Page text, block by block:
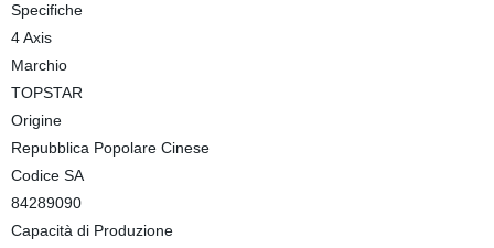
Specifiche
4 Axis
Marchio
TOPSTAR
Origine
Repubblica Popolare Cinese
Codice SA
84289090
Capacità di Produzione